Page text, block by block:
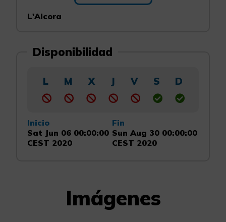
L'Alcora
Disponibilidad
L M X J V S D
Inicio
Sat Jun 06 00:00:00
CEST 2020
Fin
Sun Aug 30 00:00:00
CEST 2020
Imágenes